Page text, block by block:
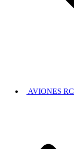
AVIONES RC